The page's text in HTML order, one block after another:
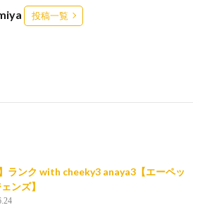
投稿一覧
】ランク with cheeky3 anaya3【エーペッ
ンズ】